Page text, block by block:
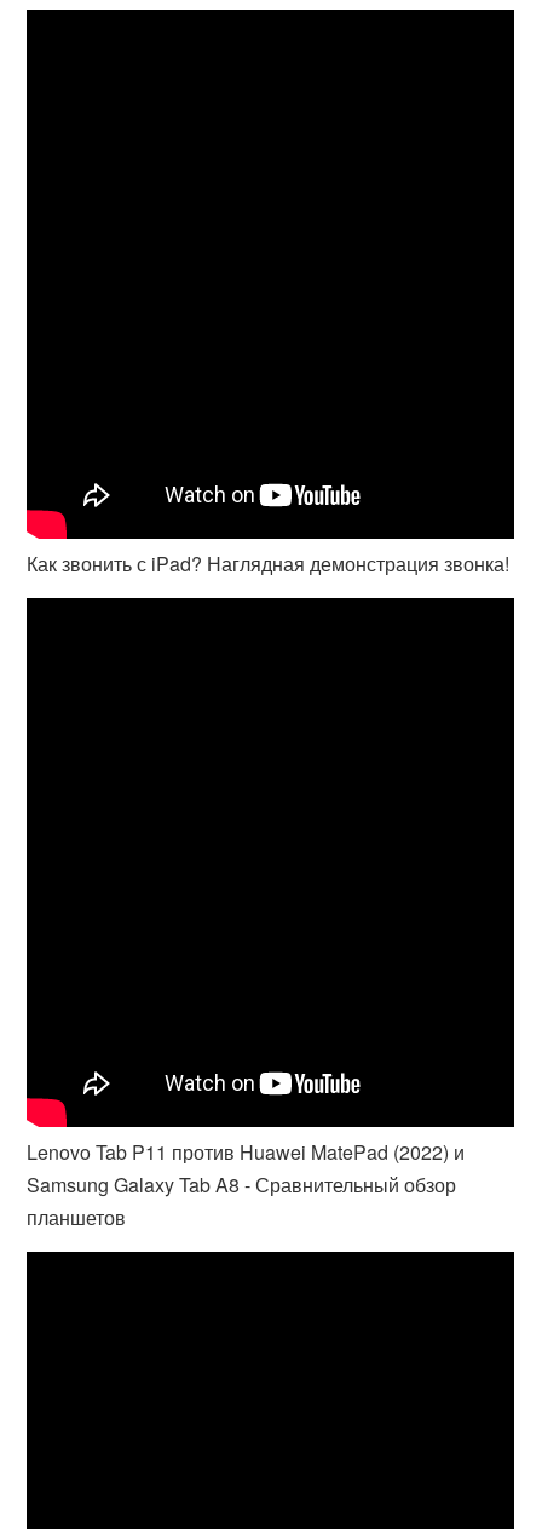
Как звонить с iPad? Наглядная демонстрация звонка!
Lenovo Tab P11 против Huawei MatePad (2022) и
Samsung Galaxy Tab A8 - Сравнительный обзор
планшетов